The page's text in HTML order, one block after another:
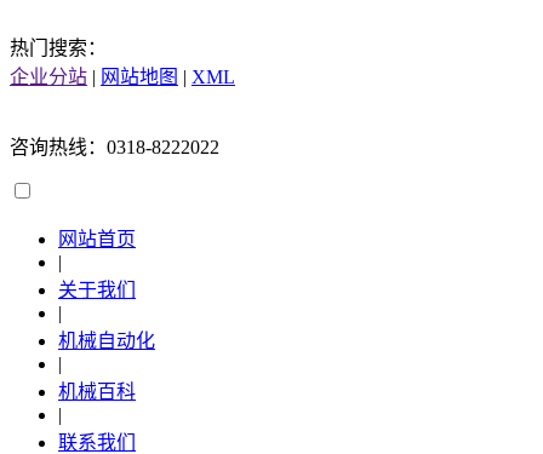
热门搜索：
企业分站 | 网站地图 | XML
咨询热线：0318-8222022
网站首页
|
关于我们
|
机械自动化
|
机械百科
|
联系我们